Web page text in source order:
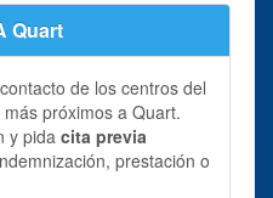
Quart
de los centros del
próximos a Quart.
y pida cita previa
prestación o